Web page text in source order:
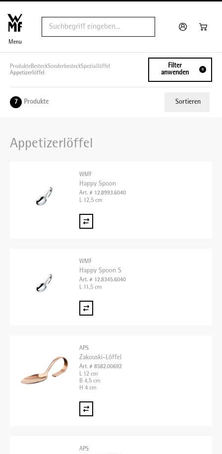
Menu
ProdukteBesteckSonderbesteckSpeziallöffel
Appetizerlöffel
Filter
anwenden
0
7 Produkte Sortieren
Appetizerlöffel
WMF
Happy Spoon
Art. # 12.8993.6040
L 12,5 cm
WMF
Happy Spoon S
Art. # 12.8345.6040
L 11,5 cm
APS
Zakouski-Löffel
Art. # 8582.00692
L 12 cm
B 4,5 cm
H 4 cm
APS